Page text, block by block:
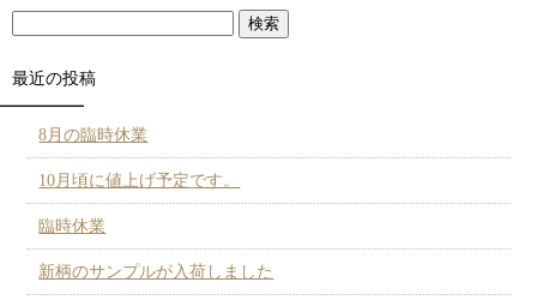
最近の投稿
8月の臨時休業
10月頃に値上げ予定です。
臨時休業
新柄のサンプルが入荷しました